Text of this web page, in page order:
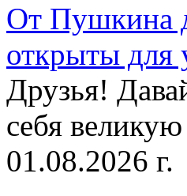
От Пушкина
открыты для
Друзья!
себя
01.08.2026 г.